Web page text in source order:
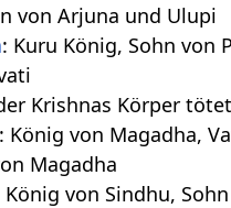
von Arjuna und Ulupi
: Kuru König, Sohn von
Krishnas Körper
: König von Magadha,
Magadha
König von Sindhu,